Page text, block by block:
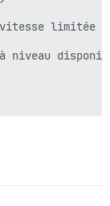
(vitesse
niveau